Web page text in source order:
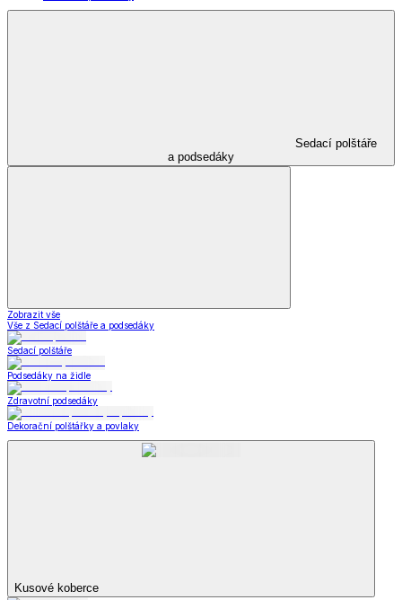
Sedací polštáře
a podsedáky
Zobrazit vše
Vše z Sedací polštáře a podsedáky
Sedací polštáře
Podsedáky na židle
Zdravotní podsedáky
Dekorační polštářky a povlaky
Kusové koberce